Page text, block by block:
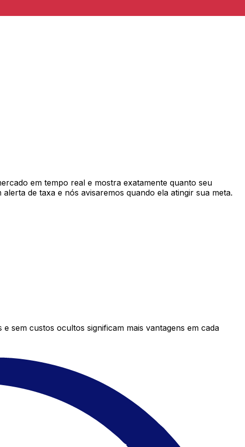
em tempo real e mostra exatamente quanto seu
de taxa e nós avisaremos quando ela atingir sua meta.
sem custos ocultos significam mais vantagens em cada